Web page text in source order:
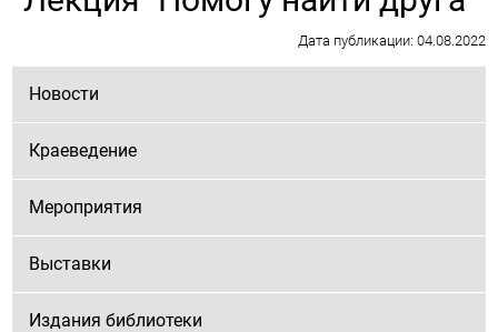
Дата публикации: 04.08.2022
Новости
Краеведение
Мероприятия
Выставки
Издания библиотеки